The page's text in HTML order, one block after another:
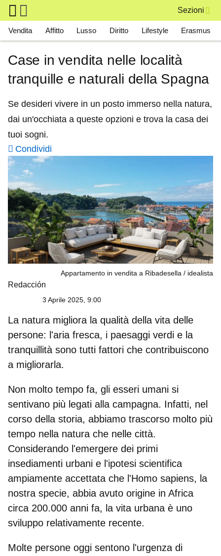
Skip to main content
Sezioni
Main navigation
Vendita Affitto Lusso Diritto Lifestyle Erasmus
Case in vendita nelle località
tranquille e naturali della Spagna
Se desideri vivere in un posto immerso nella natura,
dai un'occhiata a queste opzioni e trova la casa dei
tuoi sogni.
Condividi
Appartamento in vendita a Ribadesella idealista
Redacción
3 Aprile 2025, 9:00
La natura migliora la qualità della vita delle
persone: l'aria fresca, i paesaggi verdi e la
tranquillità sono tutti fattori che contribuiscono
a migliorarla.
Non molto tempo fa, gli esseri umani si
sentivano più legati alla campagna. Infatti, nel
corso della storia, abbiamo trascorso molto più
tempo nella natura che nelle città.
Considerando l'emergere dei primi
insediamenti urbani e l'ipotesi scientifica
ampiamente accettata che l'Homo sapiens, la
nostra specie, abbia avuto origine in Africa
circa 200.000 anni fa, la vita urbana è uno
sviluppo relativamente recente.
Molte persone oggi sentono l'urgenza di